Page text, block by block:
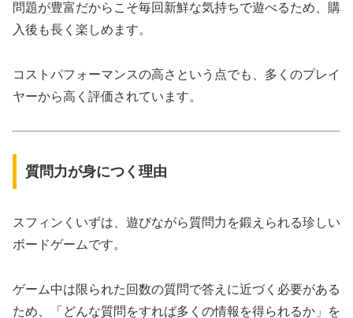
問題が豊富だからこそ毎回新鮮な気持ちで遊べるため、購
入後も長く楽しめます。
コストパフォーマンスの高さという点でも、多くのプレイ
ヤーから高く評価されています。
質問力が身につく理由
スフィンくいずは、遊びながら質問力を鍛えられる珍しい
ボードゲームです。
ゲーム中は限られた回数の質問で答えに近づく必要がある
ため、「どんな質問をすれば多くの情報を得られるか」を